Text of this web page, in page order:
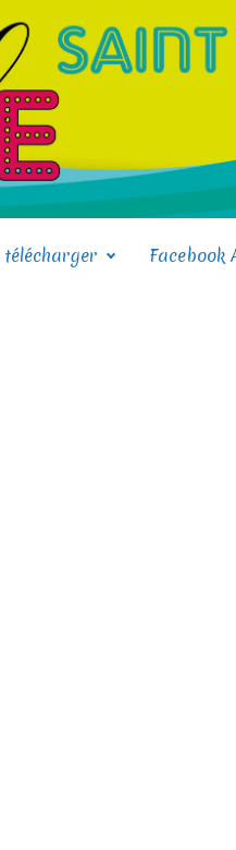
télécharger Facebook